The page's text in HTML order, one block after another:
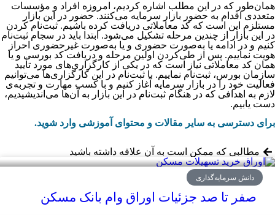
همان‌طور که در این مطلب اشاره کردیم، امروزه افراد و مؤسسات
متعددی اقدام به حضور بازار سرمایه می‌کنند. حضور در این بازار
مستلزم این است که کد معاملاتی دریافت کرده باشیم. ثبت‌نام کردن
در این بازار از چندین مرحله تشکیل می‌شود. ابتدا باید در سجام ثبت‌نام
کنیم و در ادامه یا به‌صورت حضوری و یا به‌صورت غیرحضوری احراز
هویت نماییم. پس از طی‌کردن اولین مرحله و دریافت کد بورسی و یا
همان کد معاملاتی نیاز است که در یکی از کارگزاری‌‌‌‌‌‌‌‌‌‌‌‌‌‌‌‌‌‌‌‌‌‌‌‌‌‌‌‌‌‌‌‌‌‌‌‌‌‌‌‌‌‌‌‌‌‌‌های مورد تأیید
سازمان بورس، ثبت‌نام نماییم. با ثبت‌نام در این کارگزاری‌ها می‌توانیم
فعالیت خود را در بازار سرمایه آغاز کنیم و با کسب مهارت و تجربه‌ی
لازم به اهدافی که در هنگام ثبت‌نام در این بازار به آن‌ها می‌اندیشیدیم،
دست یابیم.
برای دسترسی به سایر مقالات و محتوای آموزشی وارد شوید.
مطالبی که ممکن است به آن علاقه داشته باشید
دانش سرمایه‌گذاری
صفر تا صد جزئیات اوراق وام بانک مسکن